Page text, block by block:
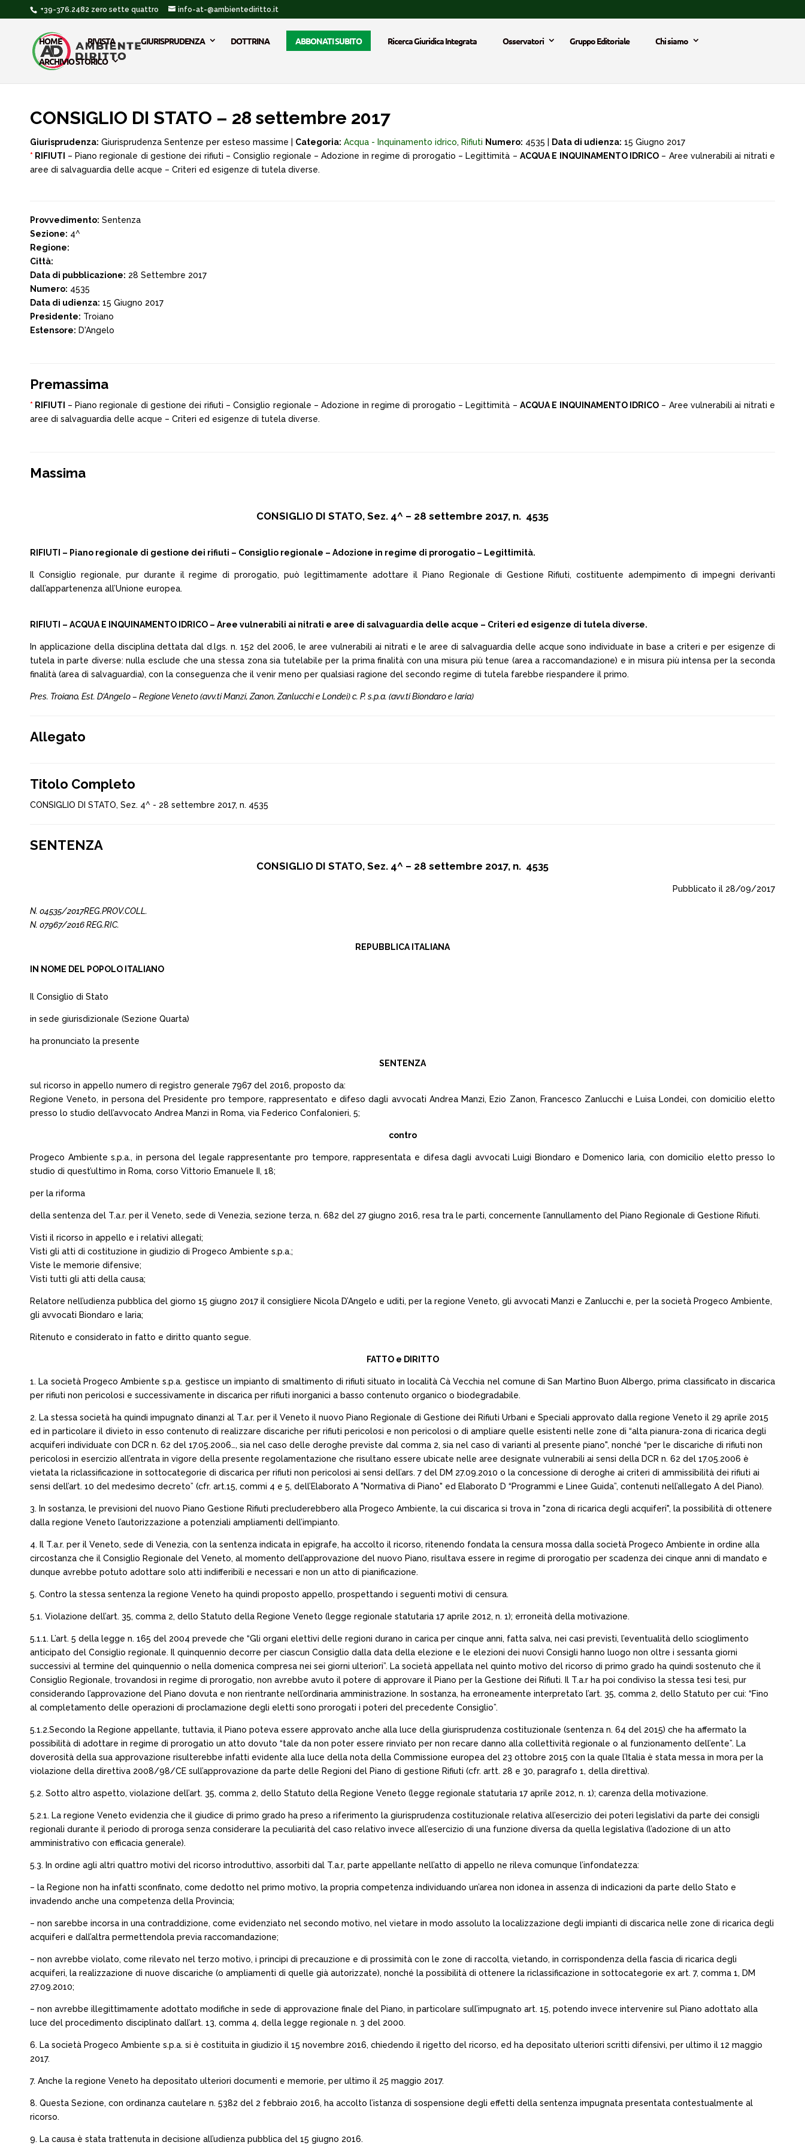
+39-376.2482 zero sette quattro info-at-@ambientediritto.it
HOME RIVISTA GIURISPRUDENZA DOTTRINA ABBONATI SUBITO Ricerca Giuridica Integrata Osservatori Gruppo Editoriale
Chi siamo
ARCHIVIO STORICO
CONSIGLIO DI STATO – 28 settembre 2017
Giurisprudenza: Giurisprudenza Sentenze per esteso massime | Categoria: Acqua - Inquinamento idrico, Rifiuti Numero: 4535 | Data di udienza: 15 Giugno 2017
* RIFIUTI – Piano regionale di gestione dei rifiuti – Consiglio regionale – Adozione in regime di prorogatio – Legittimità –ACQUA E INQUINAMENTO IDRICO – Aree vulnerabili ai nitrati e
aree di salvaguardia delle acque – Criteri ed esigenze di tutela diverse.
Provvedimento: Sentenza
Sezione: 4^
Regione:
Città:
Data di pubblicazione: 28 Settembre 2017
Numero: 4535
Data di udienza: 15 Giugno 2017
Presidente: Troiano
Estensore: D'Angelo
Premassima
* RIFIUTI – Piano regionale di gestione dei rifiuti – Consiglio regionale – Adozione in regime di prorogatio – Legittimità –ACQUA E INQUINAMENTO IDRICO – Aree vulnerabili ai nitrati e
aree di salvaguardia delle acque – Criteri ed esigenze di tutela diverse.
Massima
CONSIGLIO DI STATO, Sez. 4^ – 28 settembre 2017, n. 4535
RIFIUTI – Piano regionale di gestione dei rifiuti – Consiglio regionale – Adozione in regime di prorogatio – Legittimità.
Il Consiglio regionale, pur durante il regime di prorogatio, può legittimamente adottare il Piano Regionale di Gestione Rifiuti, costituente adempimento di impegni derivanti
dall’appartenenza all’Unione europea.
RIFIUTI – ACQUA E INQUINAMENTO IDRICO – Aree vulnerabili ai nitrati e aree di salvaguardia delle acque – Criteri ed esigenze di tutela diverse.
In applicazione della disciplina dettata dal d.lgs. n. 152 del 2006, le aree vulnerabili ai nitrati e le aree di salvaguardia delle acque sono individuate in base a criteri e per esigenze di
tutela in parte diverse: nulla esclude che una stessa zona sia tutelabile per la prima finalità con una misura più tenue (area a raccomandazione) e in misura più intensa per la seconda
finalità (area di salvaguardia), con la conseguenza che il venir meno per qualsiasi ragione del secondo regime di tutela farebbe riespandere il primo.
Pres. Troiano, Est. D’Angelo – Regione Veneto (avv.ti Manzi, Zanon, Zanlucchi e Londei) c. P. s.p.a. (avv.ti Biondaro e Iaria)
Allegato
Titolo Completo
CONSIGLIO DI STATO, Sez. 4^ - 28 settembre 2017, n. 4535
SENTENZA
CONSIGLIO DI STATO, Sez. 4^ – 28 settembre 2017, n. 4535
Pubblicato il 28/09/2017
N. 04535/2017REG.PROV.COLL.
N. 07967/2016 REG.RIC.
REPUBBLICA ITALIANA
IN NOME DEL POPOLO ITALIANO
Il Consiglio di Stato
in sede giurisdizionale (Sezione Quarta)
ha pronunciato la presente
SENTENZA
sul ricorso in appello numero di registro generale 7967 del 2016, proposto da:
Regione Veneto, in persona del Presidente pro tempore, rappresentato e difeso dagli avvocati Andrea Manzi, Ezio Zanon, Francesco Zanlucchi e Luisa Londei, con domicilio eletto
presso lo studio dell’avvocato Andrea Manzi in Roma, via Federico Confalonieri, 5;
contro
Progeco Ambiente s.p.a., in persona del legale rappresentante pro tempore, rappresentata e difesa dagli avvocati Luigi Biondaro e Domenico Iaria, con domicilio eletto presso lo
studio di quest’ultimo in Roma, corso Vittorio Emanuele II, 18;
per la riforma
della sentenza del T.a.r. per il Veneto, sede di Venezia, sezione terza, n. 682 del 27 giugno 2016, resa tra le parti, concernente l’annullamento del Piano Regionale di Gestione Rifiuti.
Visti il ricorso in appello e i relativi allegati;
Visti gli atti di costituzione in giudizio di Progeco Ambiente s.p.a.;
Viste le memorie difensive;
Visti tutti gli atti della causa;
Relatore nell’udienza pubblica del giorno 15 giugno 2017 il consigliere Nicola D’Angelo e uditi, per la regione Veneto, gli avvocati Manzi e Zanlucchi e, per la società Progeco Ambiente,
gli avvocati Biondaro e Iaria;
Ritenuto e considerato in fatto e diritto quanto segue.
FATTO e DIRITTO
1. La società Progeco Ambiente s.p.a. gestisce un impianto di smaltimento di rifiuti situato in località Cà Vecchia nel comune di San Martino Buon Albergo, prima classificato in discarica
per rifiuti non pericolosi e successivamente in discarica per rifiuti inorganici a basso contenuto organico o biodegradabile.
2. La stessa società ha quindi impugnato dinanzi al T.a.r. per il Veneto il nuovo Piano Regionale di Gestione dei Rifiuti Urbani e Speciali approvato dalla regione Veneto il 29 aprile 2015
ed in particolare il divieto in esso contenuto di realizzare discariche per rifiuti pericolosi e non pericolosi o di ampliare quelle esistenti nelle zone di “alta pianura-zona di ricarica degli
acquiferi individuate con DCR n. 62 del 17.05.2006…, sia nel caso delle deroghe previste dal comma 2, sia nel caso di varianti al presente piano", nonché “per le discariche di rifiuti non
pericolosi in esercizio all’entrata in vigore della presente regolamentazione che risultano essere ubicate nelle aree designate vulnerabili ai sensi della DCR n. 62 del 17.05.2006 è
vietata la riclassificazione in sottocategorie di discarica per rifiuti non pericolosi ai sensi dell’ars. 7 del DM 27.09.2010 o la concessione di deroghe ai criteri di ammissibilità dei rifiuti ai
sensi dell’art. 10 del medesimo decreto” (cfr. art.15, commi 4 e 5, dell’Elaborato A "Normativa di Piano" ed Elaborato D “Programmi e Linee Guida”, contenuti nell’allegato A del Piano).
3. In sostanza, le previsioni del nuovo Piano Gestione Rifiuti precluderebbero alla Progeco Ambiente, la cui discarica si trova in "zona di ricarica degli acquiferi", la possibilità di ottenere
dalla regione Veneto l’autorizzazione a potenziali ampliamenti dell’impianto.
4. Il T.a.r. per il Veneto, sede di Venezia, con la sentenza indicata in epigrafe, ha accolto il ricorso, ritenendo fondata la censura mossa dalla società Progeco Ambiente in ordine alla
circostanza che il Consiglio Regionale del Veneto, al momento dell’approvazione del nuovo Piano, risultava essere in regime di prorogatio per scadenza dei cinque anni di mandato e
dunque avrebbe potuto adottare solo atti indifferibili e necessari e non un atto di pianificazione.
5. Contro la stessa sentenza la regione Veneto ha quindi proposto appello, prospettando i seguenti motivi di censura.
5.1. Violazione dell’art. 35, comma 2, dello Statuto della Regione Veneto (legge regionale statutaria 17 aprile 2012, n. 1); erroneità della motivazione.
5.1.1. L’art. 5 della legge n. 165 del 2004 prevede che “Gli organi elettivi delle regioni durano in carica per cinque anni, fatta salva, nei casi previsti, l’eventualità dello scioglimento
anticipato del Consiglio regionale. Il quinquennio decorre per ciascun Consiglio dalla data della elezione e le elezioni dei nuovi Consigli hanno luogo non oltre i sessanta giorni
successivi al termine del quinquennio o nella domenica compresa nei sei giorni ulteriori”. La società appellata nel quinto motivo del ricorso di primo grado ha quindi sostenuto che il
Consiglio Regionale, trovandosi in regime di prorogatio, non avrebbe avuto il potere di approvare il Piano per la Gestione dei Rifiuti. Il T.a.r ha poi condiviso la stessa tesi tesi, pur
considerando l’approvazione del Piano dovuta e non rientrante nell’ordinaria amministrazione. In sostanza, ha erroneamente interpretato l’art. 35, comma 2, dello Statuto per cui: “Fino
al completamento delle operazioni di proclamazione degli eletti sono prorogati i poteri del precedente Consiglio”.
5.1.2.Secondo la Regione appellante, tuttavia, il Piano poteva essere approvato anche alla luce della giurisprudenza costituzionale (sentenza n. 64 del 2015) che ha affermato la
possibilità di adottare in regime di prorogatio un atto dovuto “tale da non poter essere rinviato per non recare danno alla collettività regionale o al funzionamento dell’ente”. La
doverosità della sua approvazione risulterebbe infatti evidente alla luce della nota della Commissione europea del 23 ottobre 2015 con la quale l’Italia è stata messa in mora per la
violazione della direttiva 2008/98/CE sull’approvazione da parte delle Regioni del Piano di gestione Rifiuti (cfr. artt. 28 e 30, paragrafo 1, della direttiva).
5.2. Sotto altro aspetto, violazione dell’art. 35, comma 2, dello Statuto della Regione Veneto (legge regionale statutaria 17 aprile 2012, n. 1); carenza della motivazione.
5.2.1. La regione Veneto evidenzia che il giudice di primo grado ha preso a riferimento la giurisprudenza costituzionale relativa all’esercizio dei poteri legislativi da parte dei consigli
regionali durante il periodo di proroga senza considerare la peculiarità del caso relativo invece all’esercizio di una funzione diversa da quella legislativa (l’adozione di un atto
amministrativo con efficacia generale).
5.3. In ordine agli altri quattro motivi del ricorso introduttivo, assorbiti dal T.a.r, parte appellante nell’atto di appello ne rileva comunque l’infondatezza:
– la Regione non ha infatti sconfinato, come dedotto nel primo motivo, la propria competenza individuando un’area non idonea in assenza di indicazioni da parte dello Stato e
invadendo anche una competenza della Provincia;
– non sarebbe incorsa in una contraddizione, come evidenziato nel secondo motivo, nel vietare in modo assoluto la localizzazione degli impianti di discarica nelle zone di ricarica degli
acquiferi e dall’altra permettendola previa raccomandazione;
– non avrebbe violato, come rilevato nel terzo motivo, i principi di precauzione e di prossimità con le zone di raccolta, vietando, in corrispondenza della fascia di ricarica degli
acquiferi, la realizzazione di nuove discariche (o ampliamenti di quelle già autorizzate), nonché la possibilità di ottenere la riclassificazione in sottocategorie ex art. 7, comma 1, DM
27.09.2010;
– non avrebbe illegittimamente adottato modifiche in sede di approvazione finale del Piano, in particolare sull’impugnato art. 15, potendo invece intervenire sul Piano adottato alla
luce del procedimento disciplinato dall’art. 13, comma 4, della legge regionale n. 3 del 2000.
6. La società Progeco Ambiente s.p.a. si è costituita in giudizio il 15 novembre 2016, chiedendo il rigetto del ricorso, ed ha depositato ulteriori scritti difensivi, per ultimo il 12 maggio
2017.
7. Anche la regione Veneto ha depositato ulteriori documenti e memorie, per ultimo il 25 maggio 2017.
8. Questa Sezione, con ordinanza cautelare n. 5382 del 2 febbraio 2016, ha accolto l’istanza di sospensione degli effetti della sentenza impugnata presentata contestualmente al
ricorso.
9. La causa è stata trattenuta in decisione all’udienza pubblica del 15 giugno 2016.